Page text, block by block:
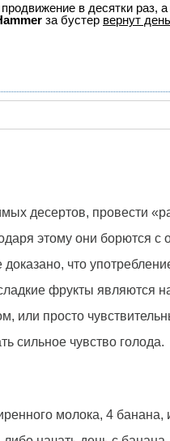
продвижение в десятки раз,
за бустер вернут
десертов, провести
этому они борются с
что
фрукты являются
или просто
сильное чувство голода.
молока, 4 банана,